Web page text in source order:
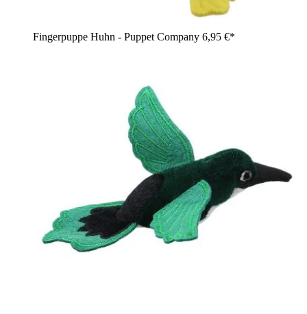
Fingerpuppe Huhn - Puppet Company 6,95 €*